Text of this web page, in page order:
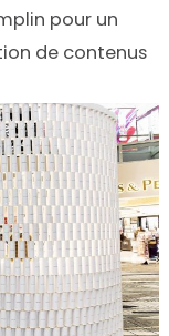
pour un
de contenus